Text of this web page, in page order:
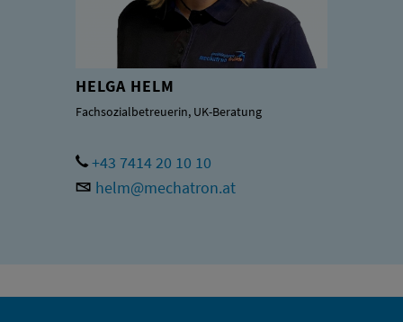
HELGA HELM
Fachsozialbetreuerin, UK-Beratung
+43 7414 20 10 10
helm@mechatron.at